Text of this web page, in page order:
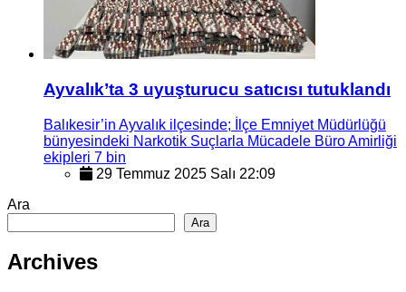
Ayvalık’ta 3 uyuşturucu satıcısı tutuklandı
Balıkesir’in Ayvalık ilçesinde; İlçe Emniyet Müdürlüğü
bünyesindeki Narkotik Suçlarla Mücadele Büro Amirliği
ekipleri 7 bin
29 Temmuz 2025 Salı 22:09
Ara
Ara
Archives